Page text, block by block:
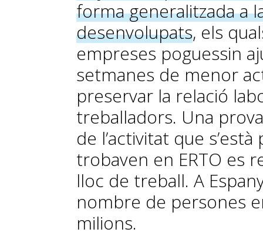
forma generalitzada a
desenvolupats, els
empreses poguessin
setmanes de menor
preservar la relació
treballadors. Una
de l’activitat que
trobaven en ERTO es
lloc de treball. A
nombre de persones
milions.